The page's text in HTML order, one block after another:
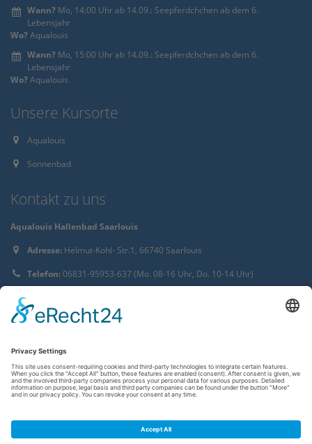
Wann? Mo, 14:00 Uhr ab 14.09.: Seepferdchchen ab dem 6.
Lebensjahr
Wo?Aqualouis
Wann? Mo, 15:00 Uhr ab 14.09.: Seepferdchchen ab dem 6.
Lebensjahr
Wo?Aqualouis
Unsere Kursorte
Aqualouis
Sonnenbad
Kontakt zu uns
Aqualouis Hallenbad Saarlouis
Adresse: Helmut-Kohl- Str.1, 66740 Saarlouis
Telefon:06831-95953-637 (Mo. 08-16 Uhr, Do. 10-14 Uhr)